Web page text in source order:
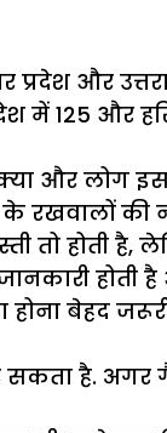
प्रदेश और
में 125
और लोग
के रखवालों
तो होती
होती
बेहद
है.